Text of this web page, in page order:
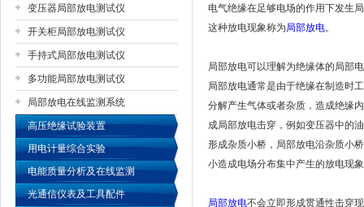
变压器局部放电测试仪
开关柜局部放电测试仪
手持式局部放电测试仪
多功能局部放电测试仪
局部放电在线监测系统
高压绝缘试验装置
用电计量综合实验
电能质量分析及在线监测
光通信仪表及工具配件
电气绝缘在足够电场的作用下发生
这种放电现象称为局部放电。
局部放电可以理解为绝缘体的局部
局部放电通常是由于绝缘在制造时
分解产生气体或者杂质，造成绝缘
成局部放电击穿，例如变压器中的
形成杂质小桥，局部放电沿杂质小
小造成电场分布集中产生的放电现
局部放电不会立即形成贯通性击穿